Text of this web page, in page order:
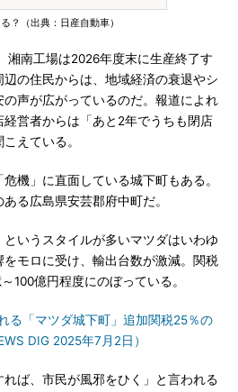
？（出典：日産自動車）
南工場は2026年度末に生産終了す
の住民からは、地域経済の衰退やシ
声が広がっているのだ。報道によれ
営者からは「あと2年でうちも閉店
えている。
機」に直面している城下町もある。
る広島県安芸郡府中町だ。
いうスタイルが多いマツダはいわゆ
モロに受け、輸出台数が激減。関税
100億円程度にのぼっている。
る「マツダ城下町」追加関税25％の
DIG 2025年7月2日）
ば、市民が風邪をひく」と言われる